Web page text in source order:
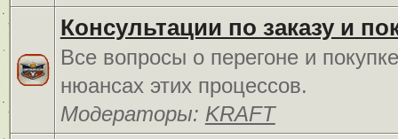
Консультации по заказу и
Все вопросы о перегоне и
нюансах этих процессов.
Модераторы: KRAFT